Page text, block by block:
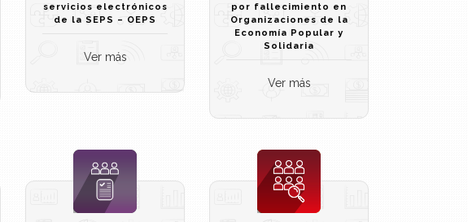
servicios electrónicos
de la SEPS – OEPS
Ver más
por fallecimiento en
Organizaciones de la
Economía Popular y
Solidaria
Ver más